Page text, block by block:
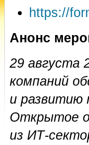
https://
Анонс
29 августа
компаний
и развитию
Открытое
из ИТ-